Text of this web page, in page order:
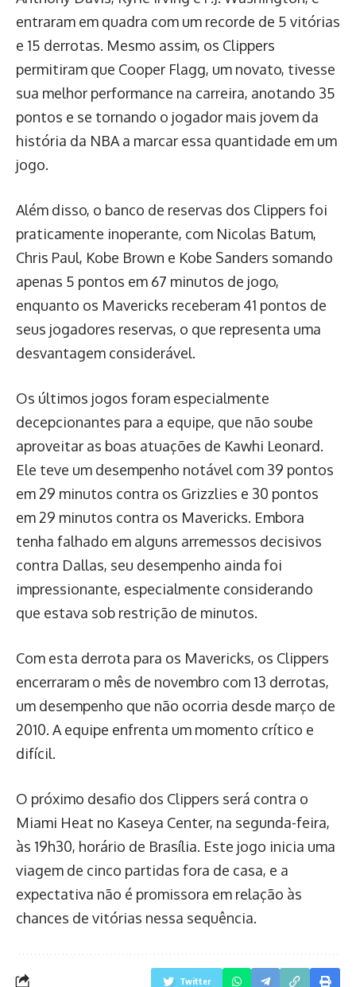
entraram em quadra com um recorde de 5 vitórias
e 15 derrotas. Mesmo assim, os Clippers
permitiram que Cooper Flagg, um novato, tivesse
sua melhor performance na carreira, anotando 35
pontos e se tornando o jogador mais jovem da
história da NBA a marcar essa quantidade em um
jogo.
Além disso, o banco de reservas dos Clippers foi
praticamente inoperante, com Nicolas Batum,
Chris Paul, Kobe Brown e Kobe Sanders somando
apenas 5 pontos em 67 minutos de jogo,
enquanto os Mavericks receberam 41 pontos de
seus jogadores reservas, o que representa uma
desvantagem considerável.
Os últimos jogos foram especialmente
decepcionantes para a equipe, que não soube
aproveitar as boas atuações de Kawhi Leonard.
Ele teve um desempenho notável com 39 pontos
em 29 minutos contra os Grizzlies e 30 pontos
em 29 minutos contra os Mavericks. Embora
tenha falhado em alguns arremessos decisivos
contra Dallas, seu desempenho ainda foi
impressionante, especialmente considerando
que estava sob restrição de minutos.
Com esta derrota para os Mavericks, os Clippers
encerraram o mês de novembro com 13 derrotas,
um desempenho que não ocorria desde março de
2010. A equipe enfrenta um momento crítico e
difícil.
O próximo desafio dos Clippers será contra o
Miami Heat no Kaseya Center, na segunda-feira,
às 19h30, horário de Brasília. Este jogo inicia uma
viagem de cinco partidas fora de casa, e a
expectativa não é promissora em relação às
chances de vitórias nessa sequência.
Twitter